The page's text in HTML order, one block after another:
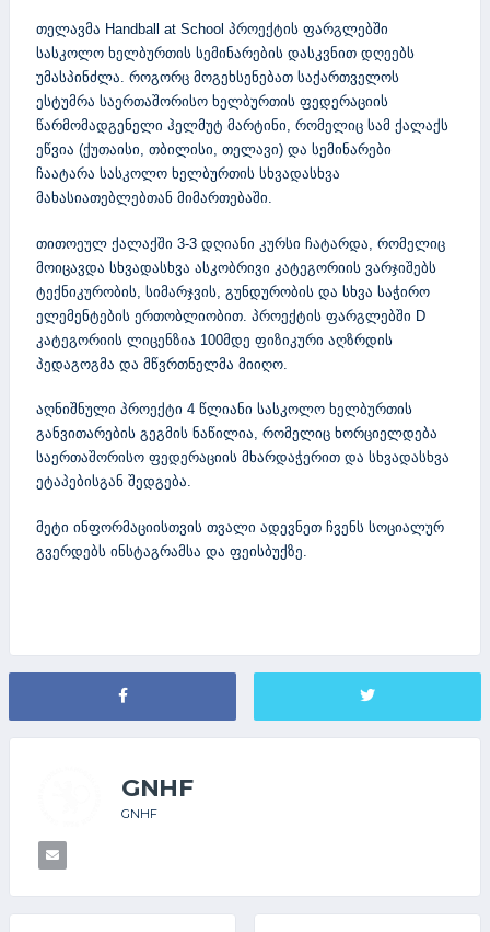
თელავმა Handball at School პროექტის ფარგლებში
სასკოლო ხელბურთის სემინარების დასკვნით დღეებს
უმასპინძლა. როგორც მოგეხსენებათ საქართველოს
ესტუმრა საერთაშორისო ხელბურთის ფედერაციის
წარმომადგენელი ჰელმუტ მარტინი, რომელიც სამ ქალაქს
ეწვია (ქუთაისი, თბილისი, თელავი) და სემინარები
ჩაატარა სასკოლო ხელბურთის სხვადასხვა
მახასიათებლებთან მიმართებაში.
თითოეულ ქალაქში 3-3 დღიანი კურსი ჩატარდა, რომელიც
მოიცავდა სხვადასხვა ასკობრივი კატეგორიის ვარჯიშებს
ტექნიკურობის, სიმარჯვის, გუნდურობის და სხვა საჭირო
ელემენტების ერთობლიობით. პროექტის ფარგლებში D
კატეგორიის ლიცენზია 100მდე ფიზიკური აღზრდის
პედაგოგმა და მწვრთნელმა მიიღო.
აღნიშნული პროექტი 4 წლიანი სასკოლო ხელბურთის
განვითარების გეგმის ნაწილია, რომელიც ხორციელდება
საერთაშორისო ფედერაციის მხარდაჭერით და სხვადასხვა
ეტაპებისგან შედგება.
მეტი ინფორმაციისთვის თვალი ადევნეთ ჩვენს სოციალურ
გვერდებს ინსტაგრამსა და ფეისბუქზე.
GNHF
GNHF